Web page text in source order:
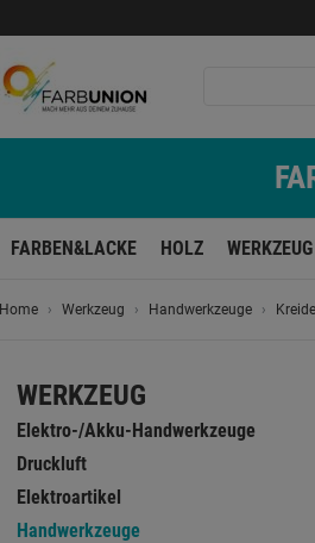
FARBEN&LACKE HOLZ WERKZEUG
Home Werkzeug Handwerkzeuge
WERKZEUG
Elektro-/Akku-Handwerkzeuge
Druckluft
Elektroartikel
Handwerkzeuge